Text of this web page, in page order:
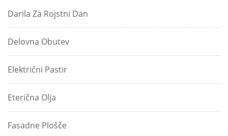
Darila Za Rojstni Dan
Delovna Obutev
Električni Pastir
Eterična Olja
Fasadne Plošče